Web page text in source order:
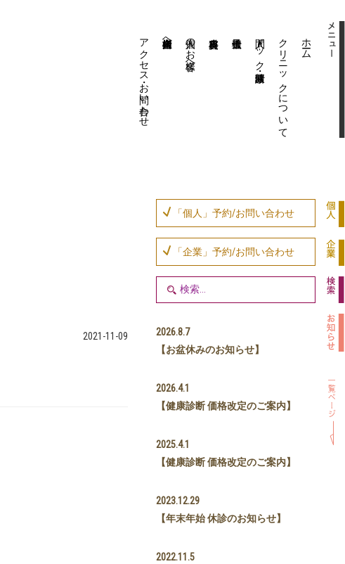
アクセス・お問い合わせ 企業内担当者様へ 個人のお客様へ 人間ドック・健康診断 クリニックについて ホーム
2021-11-09
「個人」予約/お問い合わせ
「企業」予約/お問い合わせ
2026.8.7
【お盆休みのお知らせ】
2026.4.1
【健康診断 価格改定のご案内】
2025.4.1
【健康診断 価格改定のご案内】
2023.12.29
【年末年始 休診のお知らせ】
2022.11.5